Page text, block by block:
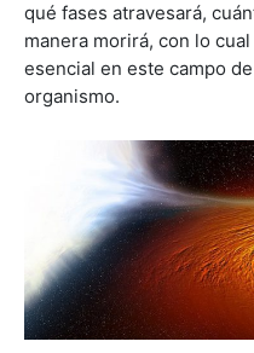
qué fases atravesará,
manera morirá, con lo
esencial en este campo
organismo.